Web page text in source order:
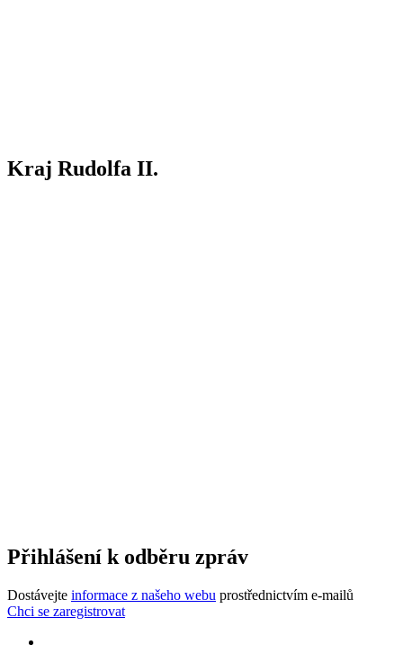
Kraj Rudolfa II.
Přihlášení k odběru zpráv
Dostávejte informace z našeho webu prostřednictvím e-mailů
Chci se zaregistrovat